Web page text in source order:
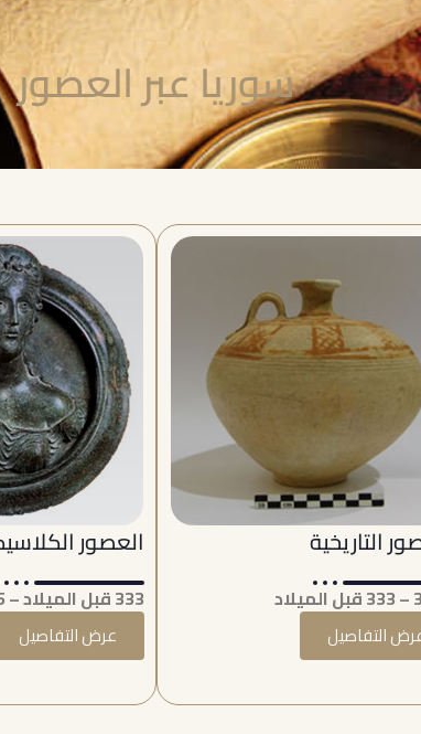
سوريا عبر العصور
التاريخية
التفاصيل
العصور
333 قبل الميلاد – 635 ميلادي
عرض التفاصيل